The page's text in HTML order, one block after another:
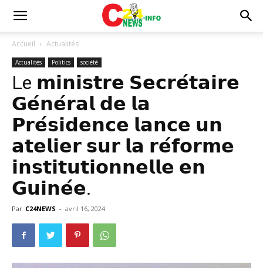
Accueil Actualités
Actualités Politics société
Le 𝗺𝗶𝗻𝗶𝘀𝘁𝗿𝗲 𝗦𝗲𝗰𝗿𝗲́𝘁𝗮𝗶𝗿𝗲
𝗚𝗲́𝗻𝗲́𝗿𝗮𝗹 𝗱𝗲 𝗹𝗮
𝗣𝗿𝗲́𝘀𝗶𝗱𝗲𝗻𝗰𝗲 𝗹𝗮𝗻𝗰𝗲 𝘂𝗻
𝗮𝘁𝗲𝗹𝗶𝗲𝗿 𝘀𝘂𝗿 𝗹𝗮 𝗿𝗲́𝗳𝗼𝗿𝗺𝗲
𝗶𝗻𝘀𝘁𝗶𝘁𝘂𝘁𝗶𝗼𝗻𝗻𝗲𝗹𝗹𝗲 𝗲𝗻
𝗚𝘂𝗶𝗻𝗲́𝗲.
Par C24NEWS - avril 16, 2024